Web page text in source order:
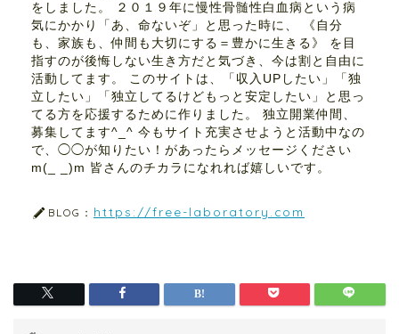
をしました。 ２０１９年に慢性骨髄性白血病という病
気にかかり「あ、命ないぞ」と思った時に、 《自分
も、家族も、仲間も大切にする＝豊かに生きる》 を目
指すのが後悔しない生き方だと気づき、今は割と自由に
活動してます。 このサイトは、「収入UPしたい」「独
立したい」「独立してるけどもっと安定したい」と思っ
てる方を応援するために作りました。 独立開業仲間、
募集してます^_^ 今もサイト充実させようと活動中なの
で、◯◯が知りたい！があったらメッセージください
m(_ _)m 皆さんのチカラになれれば嬉しいです。
BLOG： https://free-laboratory.com